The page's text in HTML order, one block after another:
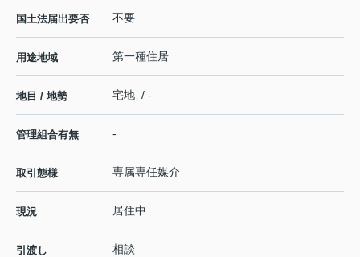
国土法届出要否 不要
用途地域 第一種住居
地目 / 地勢 宅地 / -
管理組合有無 -
取引態様 専属専任媒介
現況 居住中
引渡し 相談